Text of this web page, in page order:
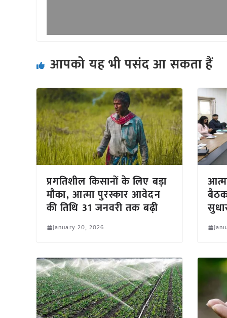
आपको यह भी पसंद आ सकता हैं
प्रगतिशील किसानों के लिए बड़ा
मौका, आत्मा पुरस्कार आवेदन
की तिथि 31 जनवरी तक बढ़ी
January 20, 2026